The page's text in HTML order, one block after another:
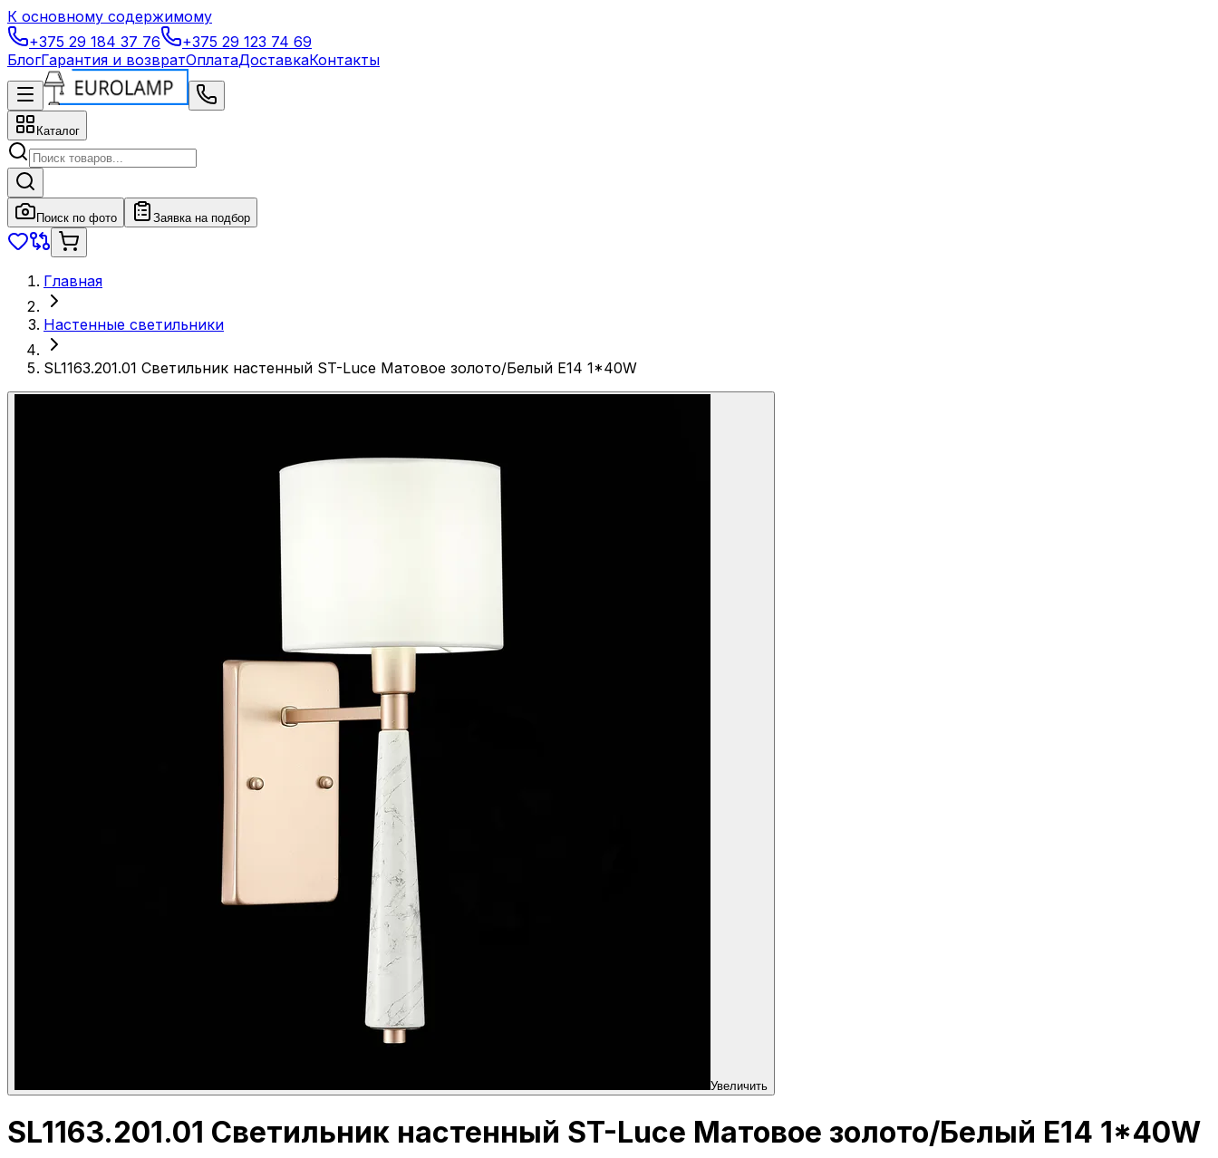
К основному содержимому
+375 29 184 37 76
+375 29 123 74 69
БлогГарантия и возвратОплатаДоставкаКонтакты
Каталог
Поиск по фото Заявка на подбор
Главная
Настенные светильники
SL1163.201.01 Светильник настенный ST-Luce Матовое золото/Белый E14 1*40W
Увеличить
SL1163.201.01 Светильник настенный ST-Luce Матовое золото/Белый E14 1*40W